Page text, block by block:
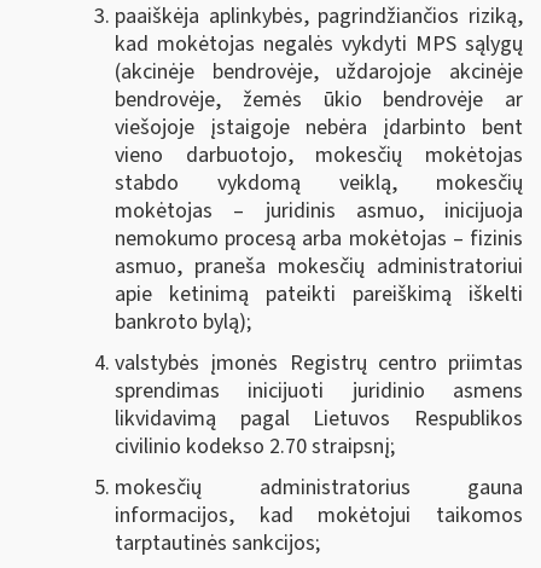
paaiškėja aplinkybės, pagrindžiančios riziką,
kad mokėtojas negalės vykdyti MPS sąlygų
(akcinėje bendrovėje, uždarojoje akcinėje
bendrovėje, žemės ūkio bendrovėje ar
viešojoje įstaigoje nebėra įdarbinto bent
vieno darbuotojo, mokesčių mokėtojas
stabdo vykdomą veiklą, mokesčių
mokėtojas – juridinis asmuo, inicijuoja
nemokumo procesą arba mokėtojas – fizinis
asmuo, praneša mokesčių administratoriui
apie ketinimą pateikti pareiškimą iškelti
bankroto bylą);
valstybės įmonės Registrų centro priimtas
sprendimas inicijuoti juridinio asmens
likvidavimą pagal Lietuvos Respublikos
civilinio kodekso 2.70 straipsnį;
mokesčių administratorius gauna
informacijos, kad mokėtojui taikomos
tarptautinės sankcijos;